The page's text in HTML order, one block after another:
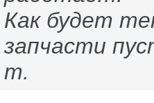
Как будет
запчасти
т.